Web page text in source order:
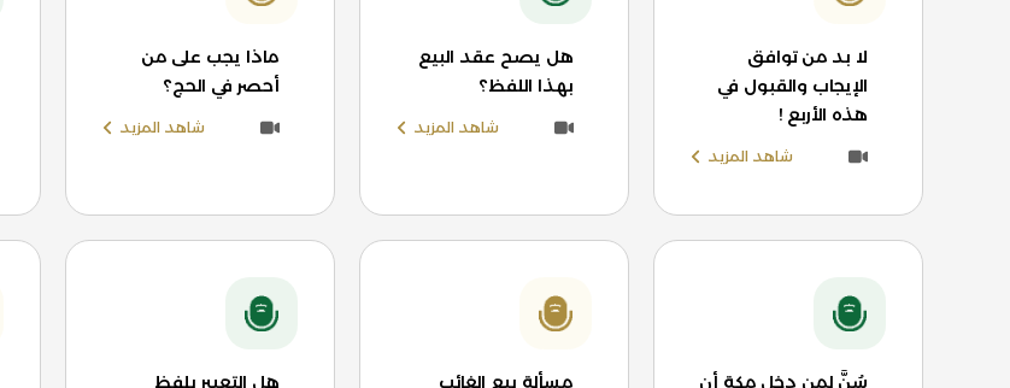
لا بد من توافق
الإيجاب والقبول في
هذه الأربع !
شاهد المزيد
هل يصح عقد البيع
بهذا اللفظ؟
شاهد المزيد
ماذا يجب على من
أحصر في الحج؟
شاهد المزيد
سُنَّ لمن دخل مكة أن مسألة بيع الغائب هل التعبير بلفظ